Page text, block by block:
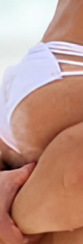
Ácido
su
no tiene olor ni